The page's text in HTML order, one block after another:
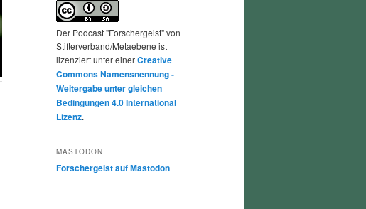
Der Podcast "Forschergeist" von
Stifterverband/Metaebene ist
lizenziert unter einerCreative
Commons Namensnennung -
Weitergabe unter gleichen
Bedingungen 4.0 International
Lizenz.
MASTODON
Forschergeist auf Mastodon